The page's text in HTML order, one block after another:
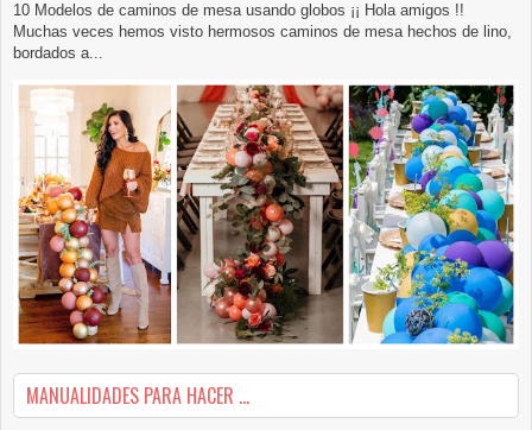
10 Modelos de caminos de mesa usando globos ¡¡ Hola amigos !!
Muchas veces hemos visto hermosos caminos de mesa hechos de lino,
bordados a...
MANUALIDADES PARA HACER ...